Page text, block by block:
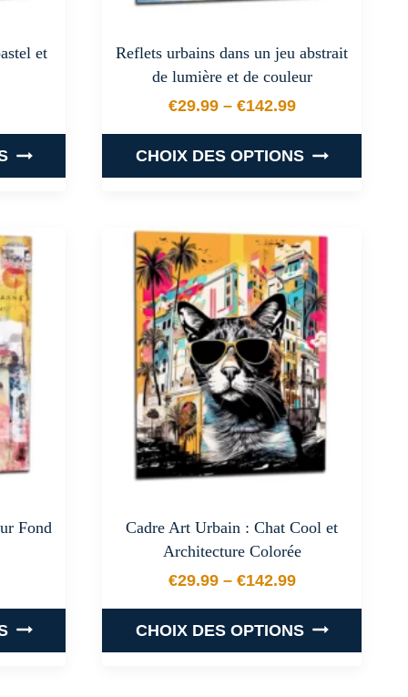
produit
et
prix : €29.99 à €142.99
Reflets urbains dans un jeu abstrait
de lumière et de couleur
€29.99– €142.99
Plage de prix : €29.99
CHOIX DES OPTIONS
a
plusieurs
variations.
Les
options
peuvent
être
choisies
sur
la
produit
Fond
prix : €29.99 à €142.99
Cadre Art Urbain : Chat Cool et
Architecture Colorée
€29.99– €142.99
Plage de prix : €29.99
CHOIX DES OPTIONS